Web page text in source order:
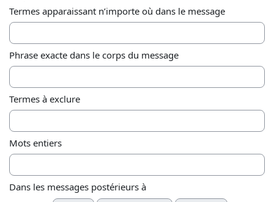
Termes apparaissant n’importe où dans le message
Phrase exacte dans le corps du message
Termes à exclure
Mots entiers
Dans les messages postérieurs à